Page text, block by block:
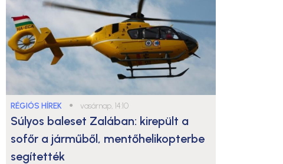
RÉGIÓS HÍREK ● vasárnap, 14:10
Súlyos baleset Zalában: kirepült a
sofőr a járműből, mentőhelikopterbe
segítették